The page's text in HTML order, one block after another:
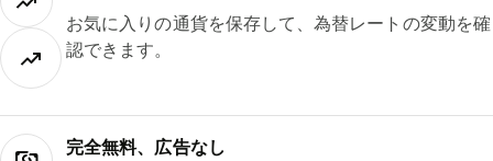
お気に入りの通貨を保存して、為替レートの変動を確
認できます。
完全無料、広告なし